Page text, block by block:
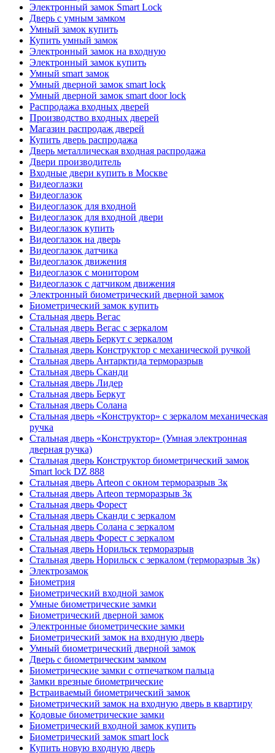
Электронный замок Smart Lock
Дверь с умным замком
Умный замок купить
Купить умный замок
Электронный замок на входную
Электронный замок купить
Умный smart замок
Умный дверной замок smart lock
Умный дверной замок smart door lock
Распродажа входных дверей
Производство входных дверей
Магазин распродаж дверей
Купить дверь распродажа
Дверь металлическая входная распродажа
Двери производитель
Входные двери купить в Москве
Видеоглазки
Видеоглазок
Видеоглазок для входной
Видеоглазок для входной двери
Видеоглазок купить
Видеоглазок на дверь
Видеоглазок датчика
Видеоглазок движения
Видеоглазок с монитором
Видеоглазок с датчиком движения
Электронный биометрический дверной замок
Биометрический замок купить
Стальная дверь Вегас
Стальная дверь Вегас с зеркалом
Стальная дверь Беркут с зеркалом
Стальная дверь Конструктор с механической ручкой
Стальная дверь Антарктида терморазрыв
Стальная дверь Сканди
Стальная дверь Лидер
Стальная дверь Беркут
Стальная дверь Солана
Стальная дверь «Конструктор» с зеркалом механическая
ручка
Стальная дверь «Конструктор» (Умная электронная
дверная ручка)
Стальная дверь Конструктор биометрический замок
Smart lock DZ 888
Стальная дверь Arteon с окном терморазрыв 3к
Стальная дверь Arteon терморазрыв 3к
Стальная дверь Форест
Стальная дверь Сканди с зеркалом
Стальная дверь Солана с зеркалом
Стальная дверь Форест с зеркалом
Стальная дверь Норильск терморазрыв
Стальная дверь Норильск с зеркалом (терморазрыв 3к)
Электрозамок
Биометрия
Биометрический входной замок
Умные биометрические замки
Биометрический дверной замок
Электронные биометрические замки
Биометрический замок на входную дверь
Умный биометрический дверной замок
Дверь с биометрическим замком
Биометрические замки с отпечатком пальца
Замки врезные биометрические
Встраиваемый биометрический замок
Биометрический замок на входную дверь в квартиру
Кодовые биометрические замки
Биометрический входной замок купить
Биометрический замок smart lock
Купить новую входную дверь